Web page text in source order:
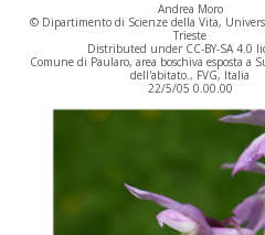
Andrea Moro
© Dipartimento di Scienze della Vita,
Trieste
Distributed under CC-BY-SA 4.0
Comune di Paularo, area boschiva esposta a
dell'abitato., FVG, Italia
22/5/05 0.00.00